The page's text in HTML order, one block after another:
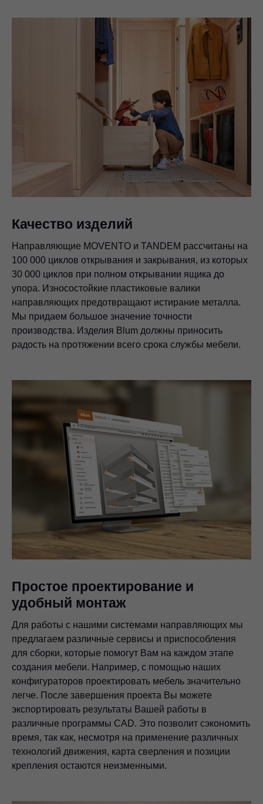
Качество изделий
Направляющие MOVENTO и TANDEM рассчитаны на
100 000 циклов открывания и закрывания, из которых
30 000 циклов при полном открывании ящика до
упора. Износостойкие пластиковые валики
направляющих предотвращают истирание металла.
Мы придаем большое значение точности
производства. Изделия Blum должны приносить
радость на протяжении всего срока службы мебели.
Простое проектирование и
удобный монтаж
Для работы с нашими системами направляющих мы
предлагаем различные сервисы и приспособления
для сборки, которые помогут Вам на каждом этапе
создания мебели. Например, с помощью наших
конфигураторов проектировать мебель значительно
легче. После завершения проекта Вы можете
экспортировать результаты Вашей работы в
различные программы CAD. Это позволит сэкономить
время, так как, несмотря на применение различных
технологий движения, карта сверления и позиции
крепления остаются неизменными.